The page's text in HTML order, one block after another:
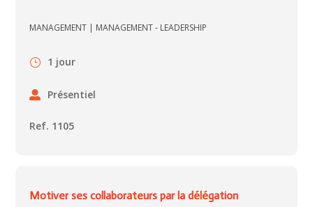
MANAGEMENT | MANAGEMENT - LEADERSHIP
1 jour
Présentiel
Ref. 1105
Motiver ses collaborateurs par la délégation